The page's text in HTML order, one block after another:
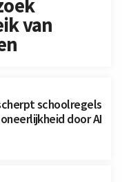
van
schoolregels
door AI